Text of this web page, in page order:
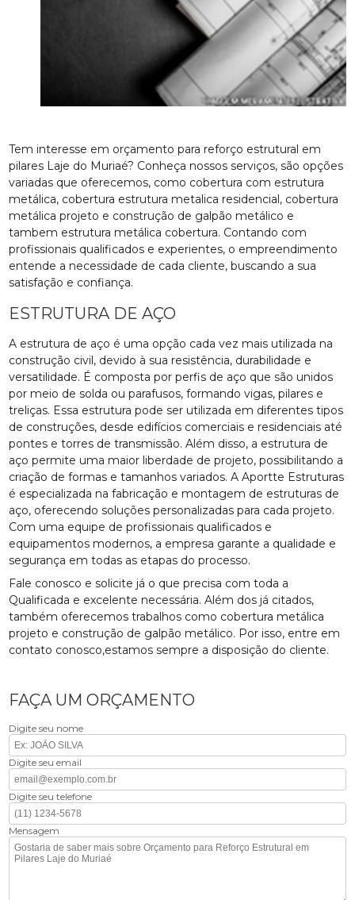
Tem interesse em orçamento para reforço estrutural em
pilares Laje do Muriaé? Conheça nossos serviços, são opções
variadas que oferecemos, como cobertura com estrutura
metálica, cobertura estrutura metalica residencial, cobertura
metálica projeto e construção de galpão metálico e
tambem estrutura metálica cobertura. Contando com
profissionais qualificados e experientes, o empreendimento
entende a necessidade de cada cliente, buscando a sua
satisfação e confiança.
ESTRUTURA DE AÇO
A estrutura de aço é uma opção cada vez mais utilizada na
construção civil, devido à sua resistência, durabilidade e
versatilidade. É composta por perfis de aço que são unidos
por meio de solda ou parafusos, formando vigas, pilares e
treliças. Essa estrutura pode ser utilizada em diferentes tipos
de construções, desde edifícios comerciais e residenciais até
pontes e torres de transmissão. Além disso, a estrutura de
aço permite uma maior liberdade de projeto, possibilitando a
criação de formas e tamanhos variados. A Aportte Estruturas
é especializada na fabricação e montagem de estruturas de
aço, oferecendo soluções personalizadas para cada projeto.
Com uma equipe de profissionais qualificados e
equipamentos modernos, a empresa garante a qualidade e
segurança em todas as etapas do processo.
Fale conosco e solicite já o que precisa com toda a
Qualificada e excelente necessária. Além dos já citados,
também oferecemos trabalhos como cobertura metálica
projeto e construção de galpão metálico. Por isso, entre em
contato conosco,estamos sempre a disposição do cliente.
FAÇA UM ORÇAMENTO
Digite seu nome
Digite seu email
Digite seu telefone
Mensagem